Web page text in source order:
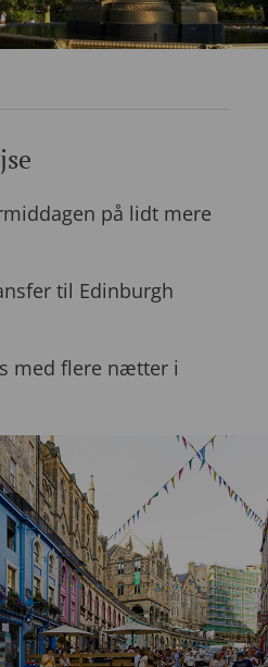
på lidt mere
til Edinburgh
med flere nætter i